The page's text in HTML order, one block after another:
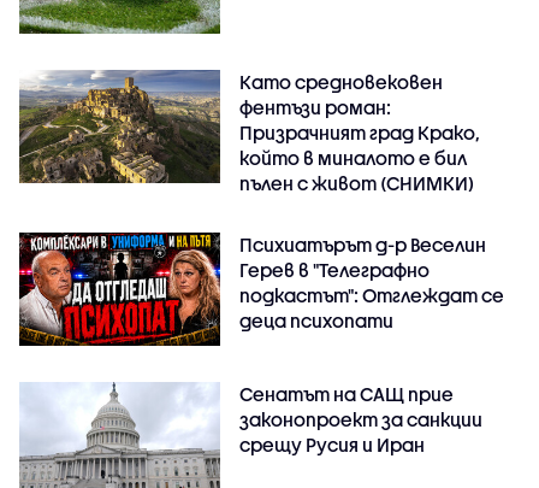
Като средновековен
фентъзи роман:
Призрачният град Крако,
който в миналото е бил
пълен с живот (СНИМКИ)
Психиатърът д-р Веселин
Герев в "Телеграфно
подкастът": Отглеждат се
деца психопати
Сенатът на САЩ прие
законопроект за санкции
срещу Русия и Иран